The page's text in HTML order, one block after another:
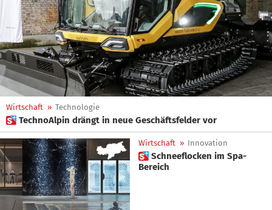
Wirtschaft » Technologie
 TechnoAlpin drängt in neue Geschäftsfelder vor
Wirtschaft » Innovation
 Schneeflocken im Spa-
Bereich